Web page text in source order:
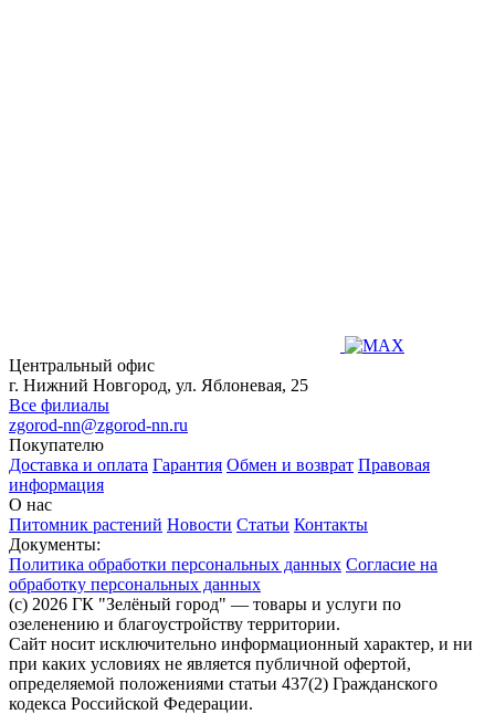
Центральный офис
г. Нижний Новгород, ул. Яблоневая, 25
Все филиалы
zgorod-nn@zgorod-nn.ru
Покупателю
Доставка и оплата Гарантия Обмен и возврат Правовая
информация
О нас
Питомник растений Новости Статьи Контакты
Документы:
Политика обработки персональных данных Согласие на
обработку персональных данных
(c) 2026 ГК "Зелёный город" — товары и услуги по
озеленению и благоустройству территории.
Сайт носит исключительно информационный характер, и ни
при каких условиях не является публичной офертой,
определяемой положениями статьи 437(2) Гражданского
кодекса Российской Федерации.